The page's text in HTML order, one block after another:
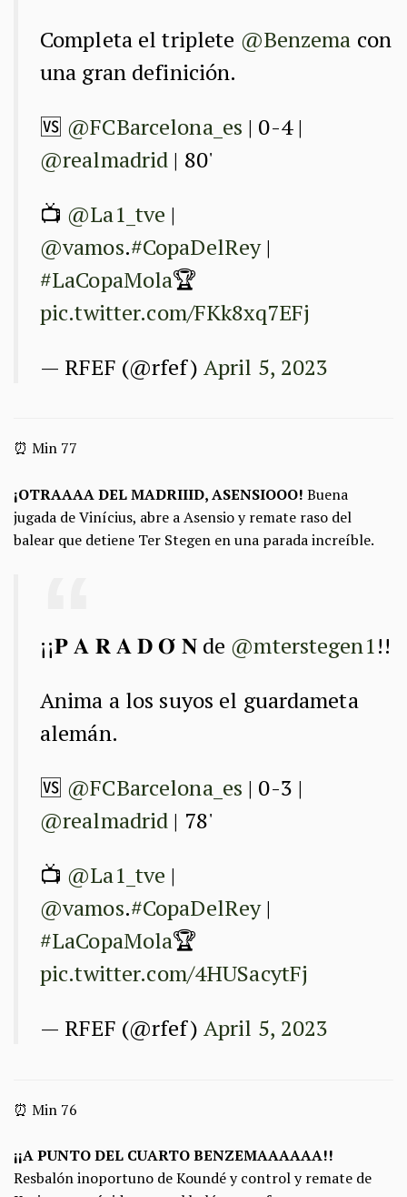
Completa el triplete @Benzema con
una gran definición.
🆚 @FCBarcelona_es | 0-4 |
@realmadrid | 80'
📺 @La1_tve |
@vamos.#CopaDelRey|
#LaCopaMola🏆
pic.twitter.com/FKk8xq7EFj
— RFEF (@rfef) April 5, 2023
⏰ Min 77
¡OTRAAAA DEL MADRIIID, ASENSIOOO! Buena
jugada de Vinícius, abre a Asensio y remate raso del
balear que detiene Ter Stegen en una parada increíble.
¡¡𝐏 𝐀 𝐑 𝐀 𝐃 𝐎́ 𝐍 de @mterstegen1!!
Anima a los suyos el guardameta
alemán.
🆚 @FCBarcelona_es | 0-3 |
@realmadrid | 78'
📺 @La1_tve |
@vamos.#CopaDelRey|
#LaCopaMola🏆
pic.twitter.com/4HUSacytFj
— RFEF (@rfef) April 5, 2023
⏰ Min 76
¡¡A PUNTO DEL CUARTO BENZEMAAAAAA!!
Resbalón inoportuno de Koundé y control y remate de